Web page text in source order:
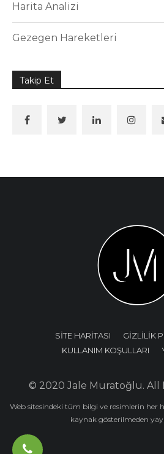
Harita Analizi
Gezegen Hareketleri
Takip Et
SİTE HARİTASI
GİZLİLİK
KULLANIM KOŞULLARI
© 2020 Jale Muratoğlu. All
Web sitesindeki tüm bilgi ve resimlerin her
kaynak gösterilmeden